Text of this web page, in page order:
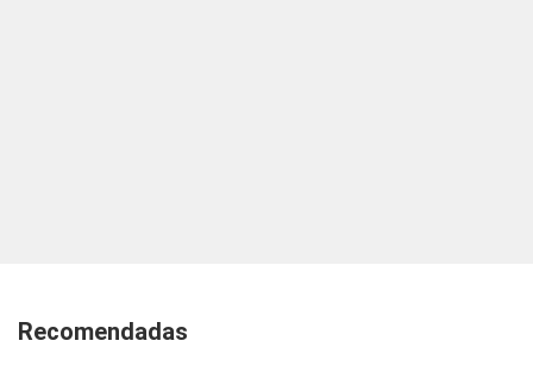
Recomendadas